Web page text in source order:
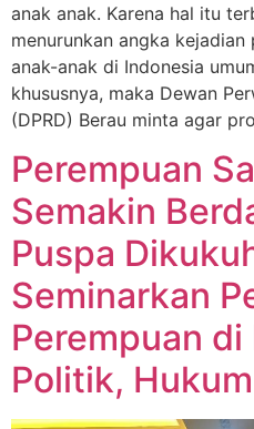
anak anak. Karena hal itu
menurunkan angka
anak-anak di Indonesia
khususnya, maka Dewan
(DPRD) Berau minta agar
Perempuan
Semakin
Puspa
Seminarkan
Perempuan di
Politik,